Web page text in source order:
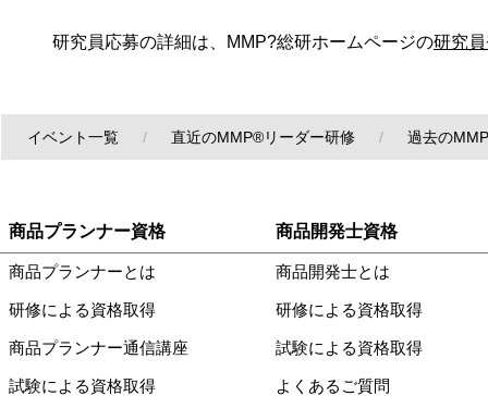
商品プランナー資格
商品プランナーとは
研修による資格取得
商品プランナー通信講座
試験による資格取得
商品開発士資格
商品開発士とは
研修による資格取得
試験による資格取得
よくあるご質問
研究員応募の詳細は、MMP?総研ホームページの研究
イベント一覧 直近のMMP®リーダー研修 過去の